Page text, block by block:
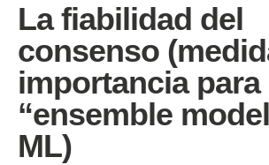
La fiabilidad del
consenso
importancia para
“ensemble
ML)